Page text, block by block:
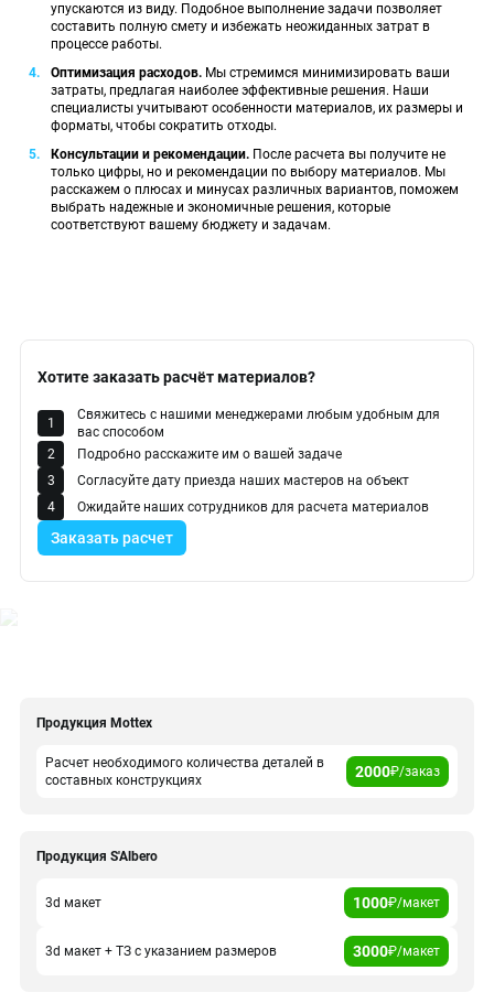
упускаются из виду. Подобное выполнение задачи позволяет
составить полную смету и избежать неожиданных затрат в
процессе работы.
Оптимизация расходов. Мы стремимся минимизировать ваши
затраты, предлагая наиболее эффективные решения. Наши
специалисты учитывают особенности материалов, их размеры и
форматы, чтобы сократить отходы.
Консультации и рекомендации. После расчета вы получите не
только цифры, но и рекомендации по выбору материалов. Мы
расскажем о плюсах и минусах различных вариантов, поможем
выбрать надежные и экономичные решения, которые
соответствуют вашему бюджету и задачам.
Хотите заказать расчёт материалов?
Свяжитесь с нашими менеджерами любым удобным для
вас способом
Подробно расскажите им о вашей задаче
Согласуйте дату приезда наших мастеров на объект
Ожидайте наших сотрудников для расчета материалов
Заказать расчет
Продукция Mottex
Расчет необходимого количества деталей в
составных конструкциях
2000₽/заказ
Продукция S'Albero
3d макет 1000₽/макет
3d макет + ТЗ с указанием размеров 3000₽/макет